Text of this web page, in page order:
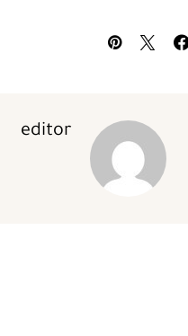
editor